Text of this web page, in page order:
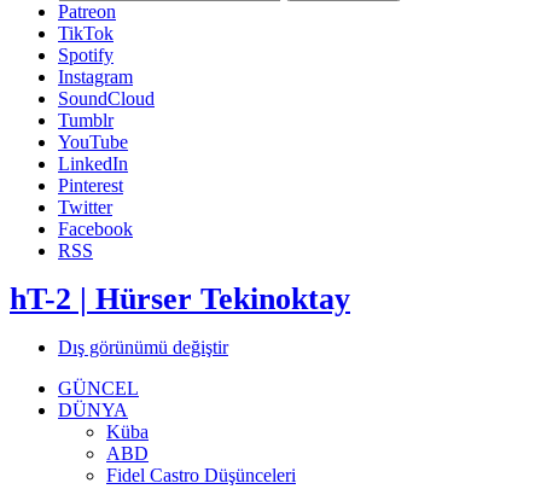
Patreon
TikTok
Spotify
Instagram
SoundCloud
Tumblr
YouTube
LinkedIn
Pinterest
Twitter
Facebook
RSS
hT-2 | Hürser Tekinoktay
Dış görünümü değiştir
GÜNCEL
DÜNYA
Küba
ABD
Fidel Castro Düşünceleri